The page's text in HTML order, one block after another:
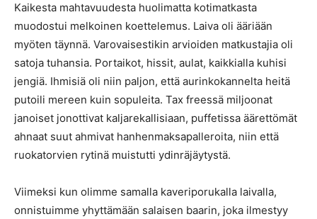
Kaikesta mahtavuudesta huolimatta kotimatkasta
muodostui melkoinen koettelemus. Laiva oli ääriään
myöten täynnä. Varovaisestikin arvioiden matkustajia oli
satoja tuhansia. Portaikot, hissit, aulat, kaikkialla kuhisi
jengiä. Ihmisiä oli niin paljon, että aurinkokannelta heitä
putoili mereen kuin sopuleita. Tax freessä miljoonat
janoiset jonottivat kaljarekallisiaan, puffetissa äärettömät
ahnaat suut ahmivat hanhenmaksapalleroita, niin että
ruokatorvien rytinä muistutti ydinräjäytystä.
Viimeksi kun olimme samalla kaveriporukalla laivalla,
onnistuimme yhyttämään salaisen baarin, joka ilmestyy